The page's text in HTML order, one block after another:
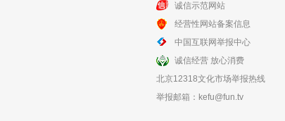
全24集
雪白血红
诚信示范网站
经营性网站备案信息
中国互联网举报中心
诚信经营 放心消费
北京12318文化市场举报热线
举报邮箱： kefu@fun.tv